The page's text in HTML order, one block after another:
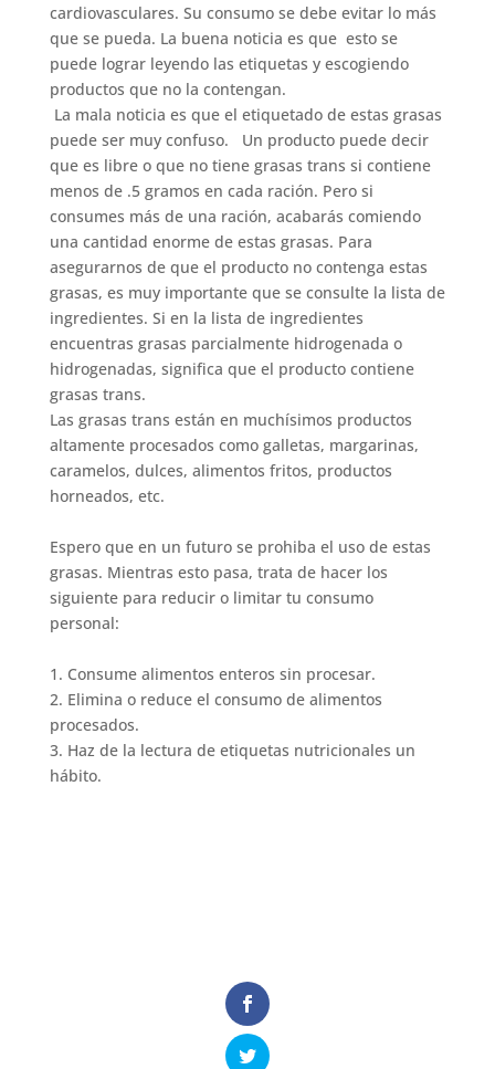
cardiovasculares. Su consumo se debe evitar lo más
que se pueda. La buena noticia es que esto se
puede lograr leyendo las etiquetas y escogiendo
productos que no la contengan.
La mala noticia es que el etiquetado de estas grasas
puede ser muy confuso. Un producto puede decir
que es libre o que no tiene grasas trans si contiene
menos de .5 gramos en cada ración. Pero si
consumes más de una ración, acabarás comiendo
una cantidad enorme de estas grasas. Para
asegurarnos de que el producto no contenga estas
grasas, es muy importante que se consulte la lista de
ingredientes. Si en la lista de ingredientes
encuentras grasas parcialmente hidrogenada o
hidrogenadas, significa que el producto contiene
grasas trans.
Las grasas trans están en muchísimos productos
altamente procesados como galletas, margarinas,
caramelos, dulces, alimentos fritos, productos
horneados, etc.
Espero que en un futuro se prohiba el uso de estas
grasas. Mientras esto pasa, trata de hacer los
siguiente para reducir o limitar tu consumo
personal:
1. Consume alimentos enteros sin procesar.
2. Elimina o reduce el consumo de alimentos
procesados.
3. Haz de la lectura de etiquetas nutricionales un
hábito.